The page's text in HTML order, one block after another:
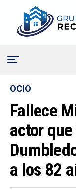
OCIO
Fallece
actor
a los 82